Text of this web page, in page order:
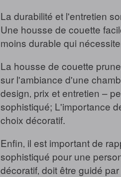
La durabilité et l'entretien
Une housse de couette
moins durable qui
La housse de couette
sur l'ambiance d'une
design‚ prix et entretien –
sophistiqué; L'importance
choix décoratif.
Enfin‚ il est important de
sophistiqué pour une
décoratif‚ doit être guidé